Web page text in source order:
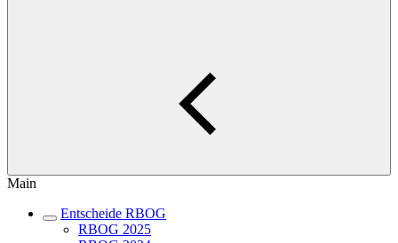
Main
Entscheide RBOG
RBOG 2025